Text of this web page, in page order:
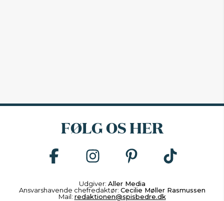
FØLG OS HER
Udgiver: Aller Media
Ansvarshavende chefredaktør: Cecilie Møller Rasmussen
Mail: redaktionen@spisbedre.dk